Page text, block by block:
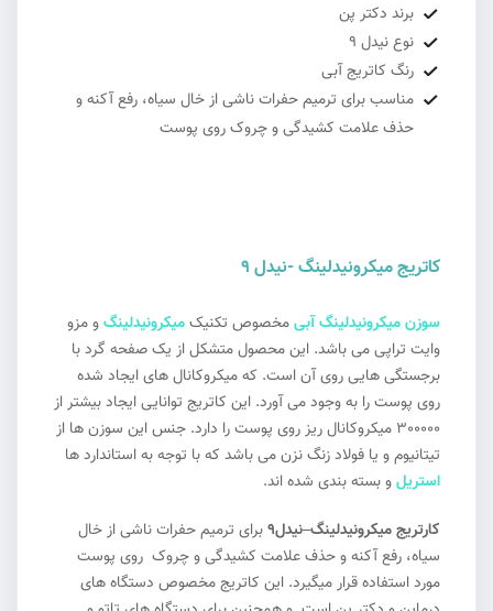
برند دکتر پن
نوع نیدل 9
رنگ کاتریج آبی
مناسب برای ترمیم حفرات ناشی از خال سیاه، رفع آکنه و
حذف علامت کشیدگی و چروک روی پوست
کاتریج میکرونیدلینگ -نیدل ۹
سوزن میکرونیدلینگ آبیمخصوص تکنیکمیکرونیدلینگو مزو
وایت تراپی می باشد. این محصول متشکل از یک صفحه گرد با
برجستگی هایی روی آن است. که میکروکانال های ایجاد شده
روی پوست را به وجود می آورد. این کاتریج توانایی ایجاد بیشتر از
300000 میکروکانال ریز روی پوست را دارد. جنس این سوزن ها از
تیتانیوم و یا فولاد زنگ نزن می باشد که با توجه به استاندارد ها
استریلو بسته بندی شده اند.
کارتریج میکرونیدلینگ–نیدل9 برای ترمیم حفرات ناشی از خال
سیاه، رفع آکنه و حذف علامت کشیدگی و چروک روی پوست
مورد استفاده قرار میگیرد. این کاتریج مخصوص دستگاه های